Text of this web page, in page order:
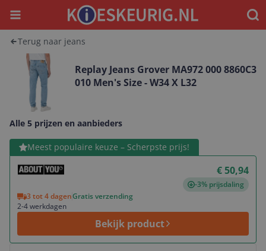
Menu
Terug naar jeans
Replay Jeans Grover MA972 000 8860C3
010 Men's Size - W34 X L32
Alle 5 prijzen en aanbieders
Meest populaire keuze – Scherpste prijs!
€ 50,94
-3% prijsdaling
3 tot 4 dagenGratis verzending
2-4 werkdagen
Bekijk product
Bekijk product